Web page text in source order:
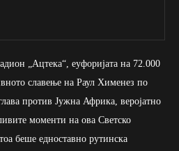
„Ацтека“, еуфоријата на 72.000
славење на Раул Хименез по
против Јужна Африка, веројатно
моменти на ова Светско
беше едноставно рутинска